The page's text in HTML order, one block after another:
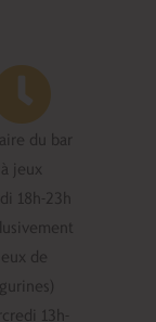
du bar
à jeux
18h-23h
jeux de
13h-